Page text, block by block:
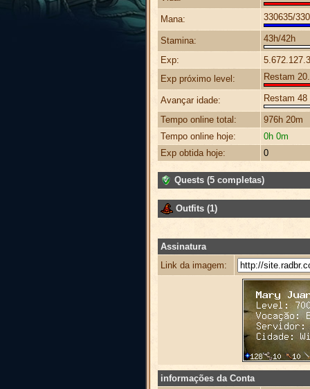
Mana: 330635/
Stamina: 43h/42h
Exp:
Exp próximo level:
Restam
Avançar idade: Restam
Tempo online total:
976h 20m
Tempo online hoje:
0h 0m
Exp obtida hoje:
0
Quests (5 completas)
Outfits (1)
Assinatura
Link da imagem:
informações da Conta